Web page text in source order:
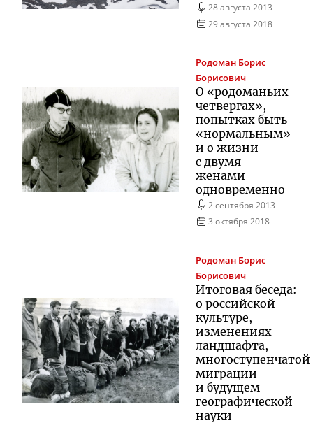
28 августа 2013
29 августа 2018
Родоман Борис
Борисович
О «родоманьих
четвергах»,
попытках быть
«нормальным»
и о жизни
с двумя
женами
одновременно
2 сентября 2013
3 октября 2018
Родоман Борис
Борисович
Итоговая беседа:
о российской
культуре,
изменениях
ландшафта,
многоступенчатой
миграции
и будущем
географической
науки